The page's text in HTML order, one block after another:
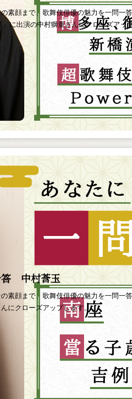
素顔まで、歌舞伎俳優の魅力を一問一
に出演の中村獅童さんにクローズアッ
答 中村莟玉
素顔まで、歌舞伎俳優の魅力を一問一
にクローズアップします。